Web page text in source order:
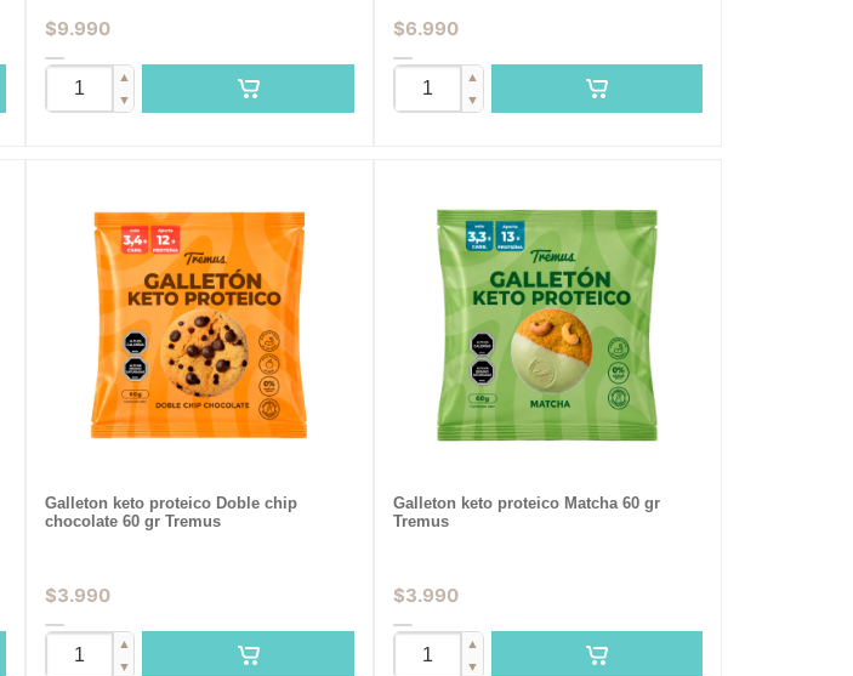
$9.990
▲
▼
$6.990
▲
▼
Galleton keto proteico Doble chip
chocolate 60 gr Tremus
$3.990
▲
▼
Galleton keto proteico Matcha 60 gr
Tremus
$3.990
▲
▼